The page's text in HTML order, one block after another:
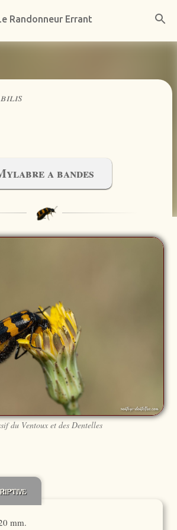
au contenu principal
Randonneur Errant
a bandes
du Ventoux et des Dentelles
mm.